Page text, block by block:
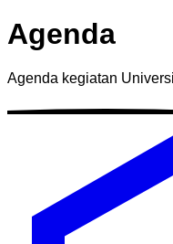
Agenda
Agenda kegiatan